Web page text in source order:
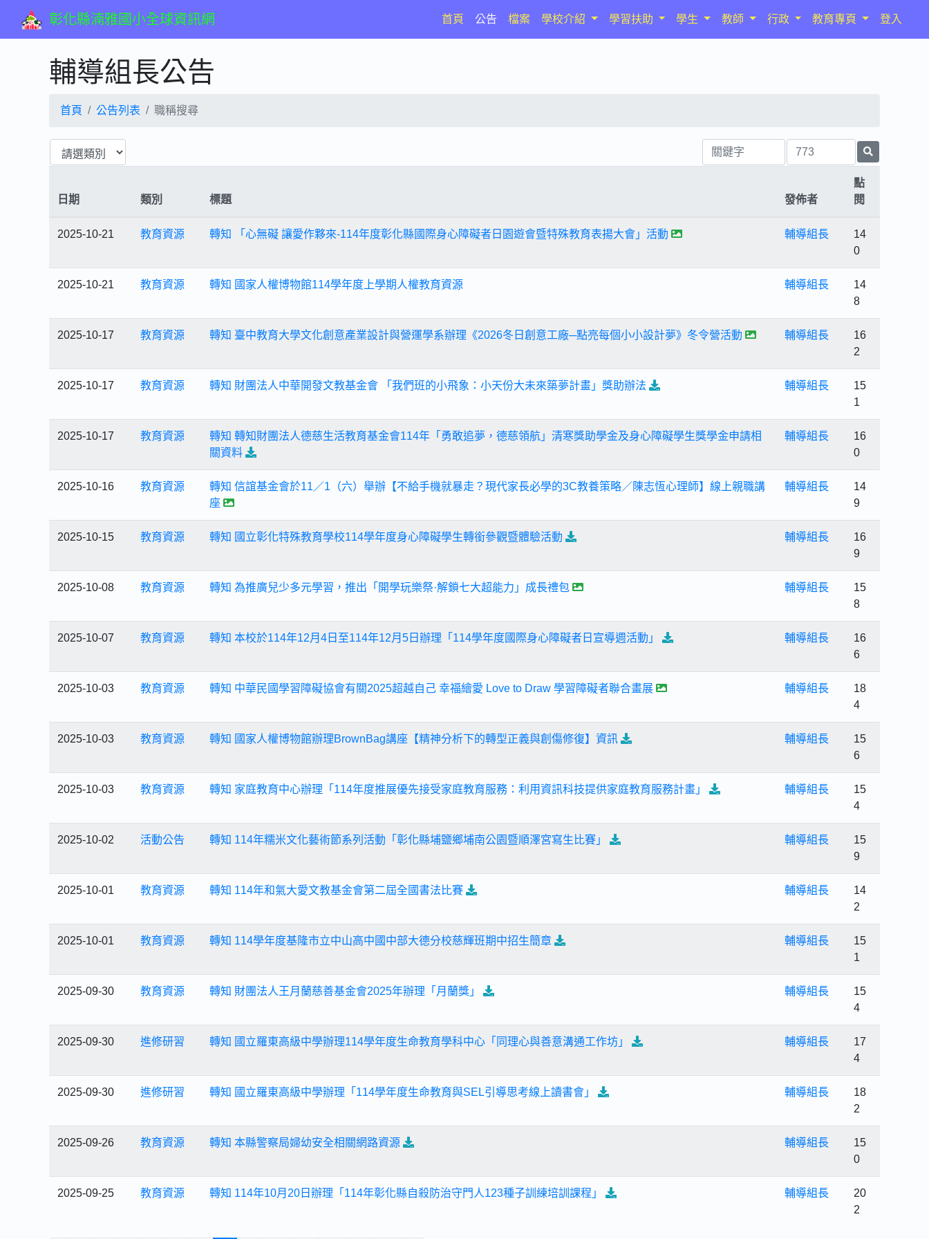
彰化縣湳雅國小全球資訊網 首頁(current)
公告 檔案 學校介紹 學習扶助 學生 教師 行政 教育專頁 登入
輔導組長公告
首頁 公告列表 職稱搜尋
日期 類別 標題 發佈者
點
閱
2025-10-21 教育資源 轉知 「心無礙 讓愛作夥來-114年度彰化縣國際身心障礙者日園遊會暨特殊教育表揚大會」活動 輔導組長
14
0
2025-10-21 教育資源 轉知 國家人權博物館114學年度上學期人權教育資源 輔導組長
14
8
2025-10-17 教育資源 轉知 臺中教育大學文化創意產業設計與營運學系辦理《2026冬日創意工廠─點亮每個小小設計夢》冬令營活動 輔導組長
16
2
2025-10-17 教育資源 轉知 財團法人中華開發文教基金會 「我們班的小飛象：小天份大未來築夢計畫」獎助辦法 輔導組長
15
1
2025-10-17 教育資源
轉知 轉知財團法人德慈生活教育基金會114年「勇敢追夢，德慈領航」清寒獎助學金及身心障礙學生獎學金申請相
關資料
輔導組長
16
0
2025-10-16 教育資源
轉知 信誼基金會於11／1（六）舉辦【不給手機就暴走？現代家長必學的3C教養策略／陳志恆心理師】線上親職講
座
輔導組長
14
9
2025-10-15 教育資源 轉知 國立彰化特殊教育學校114學年度身心障礙學生轉銜參觀暨體驗活動 輔導組長
16
9
2025-10-08 教育資源 轉知 為推廣兒少多元學習，推出「開學玩樂祭·解鎖七大超能力」成長禮包 輔導組長
15
8
2025-10-07 教育資源 轉知 本校於114年12月4日至114年12月5日辦理「114學年度國際身心障礙者日宣導週活動」 輔導組長
16
6
2025-10-03 教育資源 轉知 中華民國學習障礙協會有關2025超越自己 幸福繪愛 Love to Draw 學習障礙者聯合畫展 輔導組長
18
4
2025-10-03 教育資源 轉知 國家人權博物館辦理BrownBag講座【精神分析下的轉型正義與創傷修復】資訊 輔導組長
15
6
2025-10-03 教育資源 轉知 家庭教育中心辦理「114年度推展優先接受家庭教育服務：利用資訊科技提供家庭教育服務計畫」 輔導組長
15
4
2025-10-02 活動公告 轉知 114年糯米文化藝術節系列活動「彰化縣埔鹽鄉埔南公園暨順澤宮寫生比賽」 輔導組長
15
9
2025-10-01 教育資源 轉知 114年和氣大愛文教基金會第二屆全國書法比賽 輔導組長
14
2
2025-10-01 教育資源 轉知 114學年度基隆市立中山高中國中部大德分校慈輝班期中招生簡章 輔導組長
15
1
2025-09-30 教育資源 轉知 財團法人王月蘭慈善基金會2025年辦理「月蘭獎」 輔導組長
15
4
2025-09-30 進修研習 轉知 國立羅東高級中學辦理114學年度生命教育學科中心「同理心與善意溝通工作坊」 輔導組長
17
4
2025-09-30 進修研習 轉知 國立羅東高級中學辦理「114學年度生命教育與SEL引導思考線上讀書會」 輔導組長
18
2
2025-09-26 教育資源 轉知 本縣警察局婦幼安全相關網路資源 輔導組長
15
0
2025-09-25 教育資源 轉知 114年10月20日辦理「114年彰化縣自殺防治守門人123種子訓練培訓課程」 輔導組長
20
2